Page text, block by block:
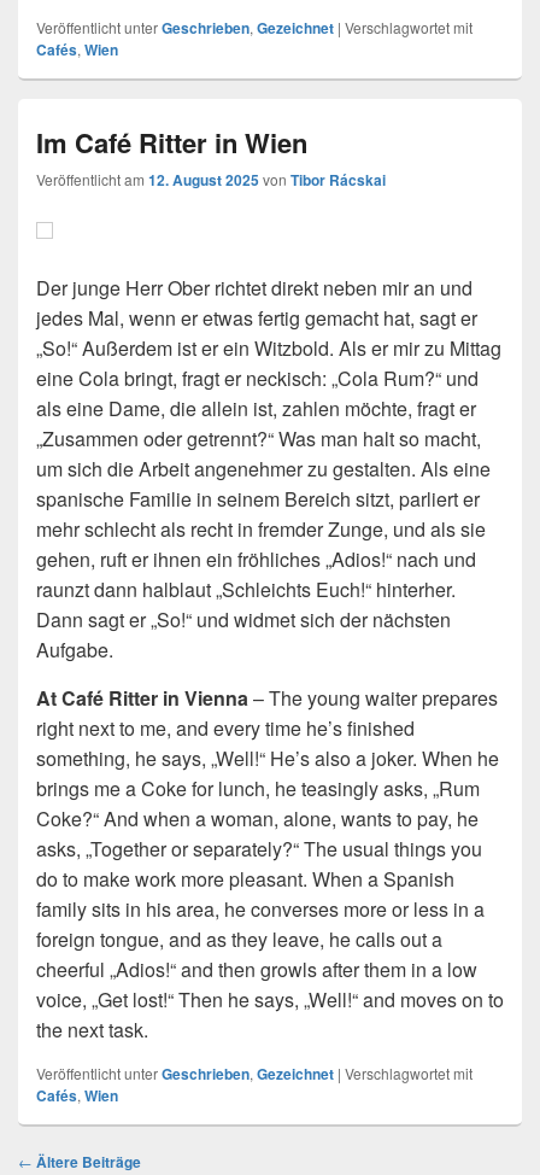
Veröffentlicht unterGeschrieben,Gezeichnet | Verschlagwortet mit
Cafés,Wien
Im Café Ritter in Wien
Veröffentlicht am 12. August 2025von Tibor Rácskai
Der junge Herr Ober richtet direkt neben mir an und
jedes Mal, wenn er etwas fertig gemacht hat, sagt er
„So!“ Außerdem ist er ein Witzbold. Als er mir zu Mittag
eine Cola bringt, fragt er neckisch: „Cola Rum?“ und
als eine Dame, die allein ist, zahlen möchte, fragt er
„Zusammen oder getrennt?“ Was man halt so macht,
um sich die Arbeit angenehmer zu gestalten. Als eine
spanische Familie in seinem Bereich sitzt, parliert er
mehr schlecht als recht in fremder Zunge, und als sie
gehen, ruft er ihnen ein fröhliches „Adios!“ nach und
raunzt dann halblaut „Schleichts Euch!“ hinterher.
Dann sagt er „So!“ und widmet sich der nächsten
Aufgabe.
At Café Ritter in Vienna– The young waiter prepares
right next to me, and every time he’s finished
something, he says, „Well!“ He’s also a joker. When he
brings me a Coke for lunch, he teasingly asks, „Rum
Coke?“ And when a woman, alone, wants to pay, he
asks, „Together or separately?“ The usual things you
do to make work more pleasant. When a Spanish
family sits in his area, he converses more or less in a
foreign tongue, and as they leave, he calls out a
cheerful „Adios!“ and then growls after them in a low
voice, „Get lost!“ Then he says, „Well!“ and moves on to
the next task.
Veröffentlicht unterGeschrieben,Gezeichnet | Verschlagwortet mit
Cafés,Wien
Beitragsnavigation
← Ältere Beiträge